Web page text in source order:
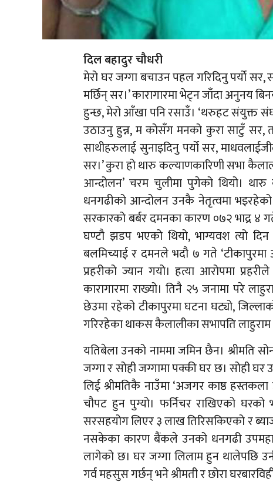
दिल बहादुर चौधरी
मेरो घर जग्गा बचाउन पहल गरिदिनु पर्यो सर,
मर्छिन् सर।’ कारागारमा भेट्न जाँदा अनुनय
हुन्छ, मेरो आँखा पनि रसाउँ। ‘थरुहट संयुक्त
उठाउनु हुन्न, म कोसँग मनको कुरा साटुँ
साथीहरुलाई सुनाइदिनु पर्यो सर,
सर।’ कुरा हो थारु कल्याणकारिणी सभा
आन्दोलन’ चरम चुलीमा पुगेको थियो।
धनगढीको आन्दोलन उनकै नेतृत्वमा भइरहेको
सरकारको बर्बर दमनका कारण ०७२ भाद्र ४
घण्टौ झडप भएको थियो, भाग्यवश त्यो
बलमिच्याई र दमनले भदौ ७ गते ‘टीकापुरमा
प्रहरीको ज्यान गयो। हत्या आरोपमा
कारागारमा राख्यो। तिनै २५ जनामा परे
छेउमा रहेको टीकापुरमा घटना घट्यो,
गरिरहेका थाकस कैलालीका सभापति
यतिबेला उनको नाममा जमिन छैन। श्रीमति
जग्गा र सोही जग्गामा पक्की घर छ। सोही
लिई श्रीमतिकै नाउँमा ‘अजगर काष्ठ
चौपट हुन पुग्यो। फर्निचर राखिएको घरको
सरसहयोग लिएर ३ लाख तिरिसकिएको र
नसकेका कारण बैंकले उनको धनगढी
लागेको छ। घर जग्गा लिलाम हुन थालेपछि
गर्व महसुस गर्छन् भने श्रीमती र छोरा